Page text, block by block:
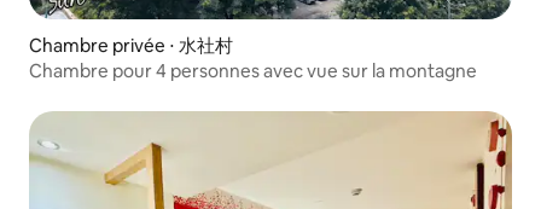
Chambre privée ⋅ 水社村
Chambre pour 4 personnes avec vue sur la montagne